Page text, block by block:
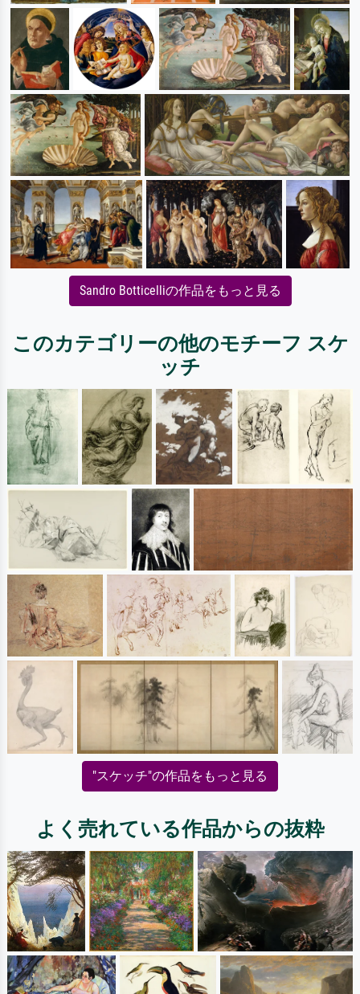
Sandro Botticelliの作品をもっと見る
このカテゴリーの他のモチーフ スケ
ッチ
"スケッチ"の作品をもっと見る
よく売れている作品からの抜粋